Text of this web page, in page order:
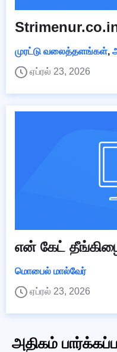
முரட்டு வலைத்தளங்கள்,
ஏப்ரல் 23, 2026
என் கேட்
மொபைல் மால்வேர்
ஏப்ரல் 23, 2026
அதிகம்